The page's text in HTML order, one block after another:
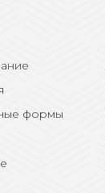
формы